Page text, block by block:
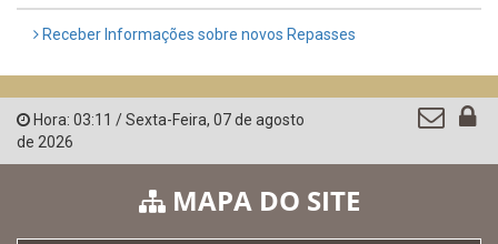
Receber Informações sobre novos Repasses
Hora: 03:11 /Sexta-Feira, 07 de agosto
de 2026
MAPA DO SITE